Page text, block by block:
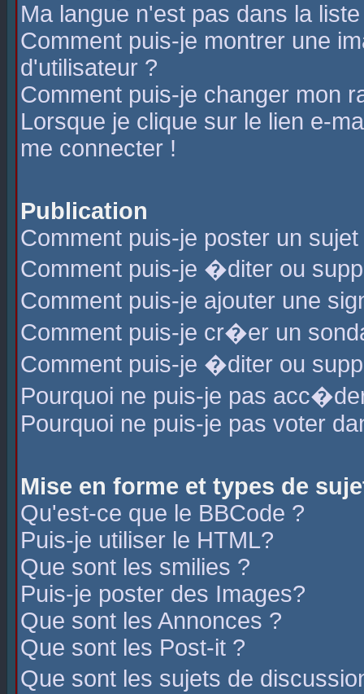
Ma langue n'est pas dans la
Comment puis-je montrer une
d'utilisateur ?
Comment puis-je changer mon
Lorsque je clique sur le lien e-
me connecter !
Publication
Comment puis-je poster un
Comment puis-je �diter ou
Comment puis-je ajouter une
Comment puis-je cr�er un
Comment puis-je �diter ou
Pourquoi ne puis-je pas
Pourquoi ne puis-je pas voter
Mise en forme et types de
Qu'est-ce que le BBCode ?
Puis-je utiliser le HTML?
Que sont les smilies ?
Puis-je poster des Images?
Que sont les Annonces ?
Que sont les Post-it ?
Que sont les sujets de